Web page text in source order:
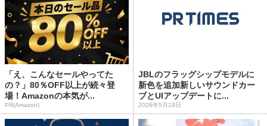
「え、こんなセールやってた
の？」80％OFF以上が続々登
場！Amazonの本気が...
PR(Amazon)
JBLのフラッグシップモデルに
新色を追加新しいサウンドカー
ブとUIアップデートに...
2026年5月19日